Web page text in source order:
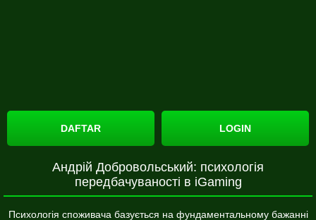
DAFTAR LOGIN
Андрій Добровольський: психологія
передбачуваності в iGaming
Психологія споживача базується на фундаментальному бажанні